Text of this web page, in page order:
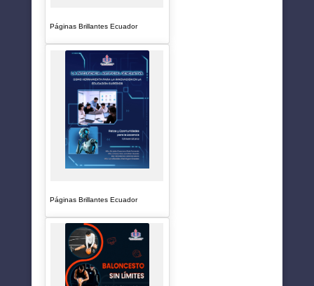
Páginas Brillantes Ecuador
Páginas Brillantes Ecuador